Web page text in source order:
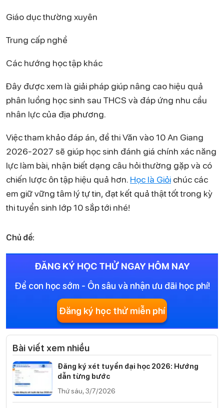
Giáo dục thường xuyên
Trung cấp nghề
Các hướng học tập khác
Đây được xem là giải pháp giúp nâng cao hiệu quả
phân luồng học sinh sau THCS và đáp ứng nhu cầu
nhân lực của địa phương.
Việc tham khảo đáp án, đề thi Văn vào 10 An Giang
2026-2027 sẽ giúp học sinh đánh giá chính xác năng
lực làm bài, nhận biết dạng câu hỏi thường gặp và có
chiến lược ôn tập hiệu quả hơn. Học là Giỏi chúc các
em giữ vững tâm lý tự tin, đạt kết quả thật tốt trong kỳ
thi tuyển sinh lớp 10 sắp tới nhé!
Chủ đề:
ĐĂNG KÝ HỌC THỬ NGAY HÔM NAY
Để con học sớm - Ôn sâu và nhận ưu đãi học phí!
Đăng ký học thử miễn phí
Bài viết xem nhiều
Đăng ký xét tuyển đại học 2026: Hướng
dẫn từng bước
Thứ sáu, 3/7/2026